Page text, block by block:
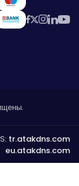
tr.atakdns.com
eu.atakdns.com